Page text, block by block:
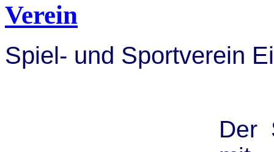
Verein
Spiel- und Sportverein
Der